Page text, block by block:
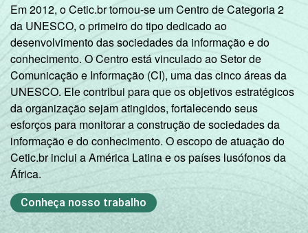
Em 2012, o Cetic.br tornou-se um Centro de Categoria 2
da UNESCO, o primeiro do tipo dedicado ao
desenvolvimento das sociedades da informação e do
conhecimento. O Centro está vinculado ao Setor de
Comunicação e Informação (CI), uma das cinco áreas da
UNESCO. Ele contribui para que os objetivos estratégicos
da organização sejam atingidos, fortalecendo seus
esforços para monitorar a construção de sociedades da
informação e do conhecimento. O escopo de atuação do
Cetic.br inclui a América Latina e os países lusófonos da
África.
Conheça nosso trabalho